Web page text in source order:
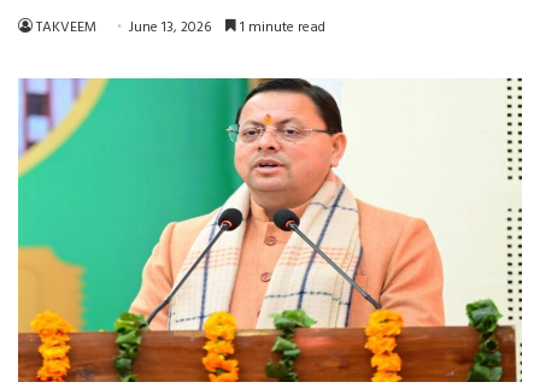
TAKVEEM June 13, 2026 1 minute read